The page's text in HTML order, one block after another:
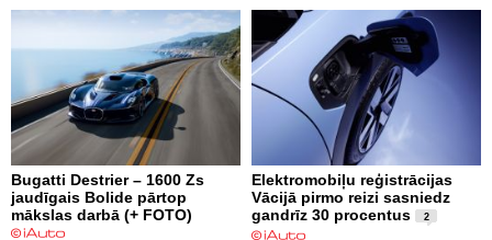
Bugatti Destrier – 1600 Zs
jaudīgais Bolide pārtop
mākslas darbā (+ FOTO)
Elektromobiļu reģistrācijas
Vācijā pirmo reizi sasniedz
gandrīz 30 procentus
2